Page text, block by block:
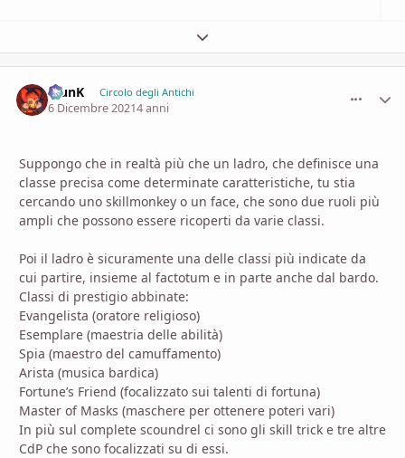
Espandi panoramica del topic
KlunK Circolo degli Antichi
6 Dicembre 20214 anni
Suppongo che in realtà più che un ladro, che definisce una
classe precisa come determinate caratteristiche, tu stia
cercando uno skillmonkey o un face, che sono due ruoli più
ampli che possono essere ricoperti da varie classi.
Poi il ladro è sicuramente una delle classi più indicate da
cui partire, insieme al factotum e in parte anche dal bardo.
Classi di prestigio abbinate:
Evangelista (oratore religioso)
Esemplare (maestria delle abilità)
Spia (maestro del camuffamento)
Arista (musica bardica)
Fortune’s Friend (focalizzato sui talenti di fortuna)
Master of Masks (maschere per ottenere poteri vari)
In più sul complete scoundrel ci sono gli skill trick e tre altre
CdP che sono focalizzati su di essi.